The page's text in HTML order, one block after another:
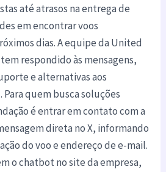
até atrasos na entrega de
em encontrar voos
dias. A equipe da United
respondido às mensagens,
e alternativas aos
Para quem busca soluções
é entrar em contato com a
direta no X, informando
do voo e endereço de e-mail.
o chatbot no site da empresa,